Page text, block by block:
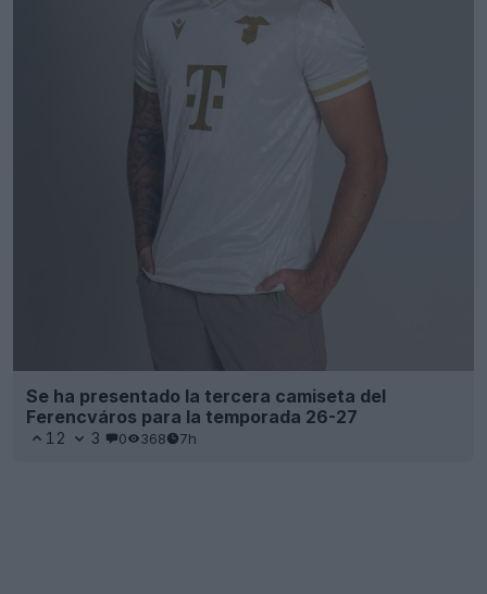
Se ha presentado la tercera camiseta del
Ferencváros para la temporada 26-27
12 3 0 368 7h